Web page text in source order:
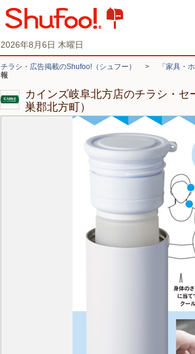
2026年8月6日 木曜日
チラシ・広告掲載のShufoo!（シュフー） > 「家具・
報
カインズ岐阜北方店のチラシ・セ
巣郡北方町）